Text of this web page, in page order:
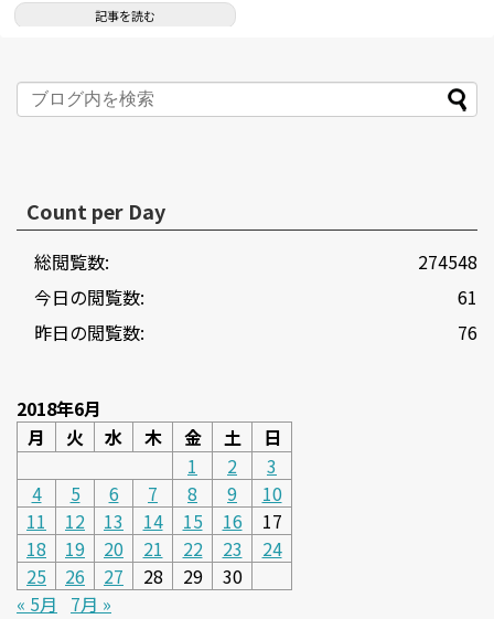
記事を読む
Count per Day
274548
総閲覧数:
61
今日の閲覧数:
76
昨日の閲覧数:
2018年6月
月
火 水 木 金 土
日
1
2
3
4
5 6 7 8 9
10
11
12 13 14 15 16
17
18
19 20 21 22 23
24
25
26 27 28 29
30
« 5月
7月 »